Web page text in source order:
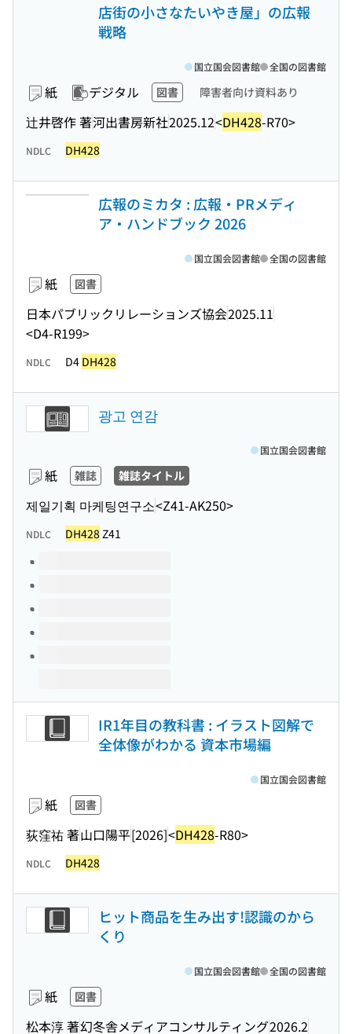
店街の小さなたいやき屋」の広報
戦略
紙 デジタル 図書 障害者向け資料あり
辻井啓作 著河出書房新社2025.12<DH428-R70>
国立国会図書館 全国の図書館
NDLC DH428
広報のミカタ : 広報・PRメディ
ア・ハンドブック 2026
紙 図書
日本パブリックリレーションズ協会2025.11
<D4-R199>
国立国会図書館 全国の図書館
NDLC D4 DH428
광고 연감
紙 雑誌 雑誌タイトル
제일기획 마케팅연구소<Z41-AK250>
国立国会図書館
NDLC DH428 Z41
このタイトルの巻号
IR1年目の教科書 : イラスト図解で
全体像がわかる 資本市場編
紙 図書
荻窪祐 著山口陽平[2026]<DH428-R80>
国立国会図書館
NDLC DH428
ヒット商品を生み出す!認識のから
くり
紙 図書
松本淳 著幻冬舎メディアコンサルティング2026.2
国立国会図書館 全国の図書館